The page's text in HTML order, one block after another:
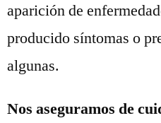
aparición de
producido síntomas o
algunas.
Nos aseguramos de